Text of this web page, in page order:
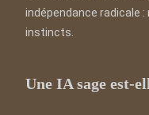
indépendance radicale
instincts.
Une IA sage est-